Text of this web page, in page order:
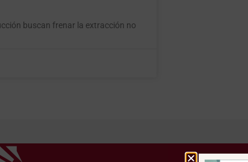
buscan frenar la extracción no